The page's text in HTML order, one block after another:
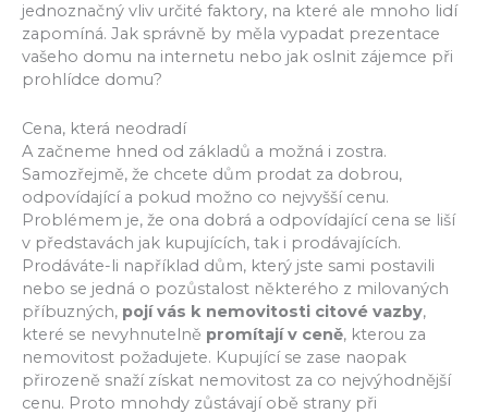
jednoznačný vliv určité faktory, na které ale mnoho lidí
zapomíná. Jak správně by měla vypadat prezentace
vašeho domu na internetu nebo jak oslnit zájemce při
prohlídce domu?
Cena, která neodradí
A začneme hned od základů a možná i zostra.
Samozřejmě, že chcete dům prodat za dobrou,
odpovídající a pokud možno co nejvyšší cenu.
Problémem je, že ona dobrá a odpovídající cena se liší
v představách jak kupujících, tak i prodávajících.
Prodáváte-li například dům, který jste sami postavili
nebo se jedná o pozůstalost některého z milovaných
příbuzných, pojí vás k nemovitosti citové vazby,
které se nevyhnutelně promítají v ceně, kterou za
nemovitost požadujete. Kupující se zase naopak
přirozeně snaží získat nemovitost za co nejvýhodnější
cenu. Proto mnohdy zůstávají obě strany při